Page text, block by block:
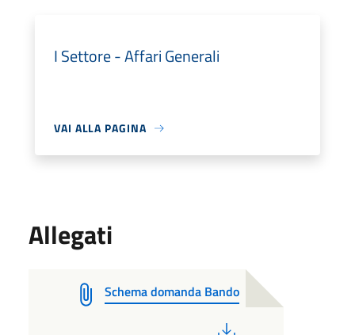
I Settore - Affari Generali
VAI ALLA PAGINA
Allegati
Schema domanda Bando